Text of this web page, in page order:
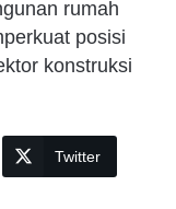
rumah
posisi
konstruksi
Twitter